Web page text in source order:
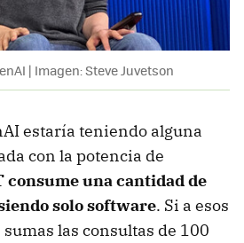
| Imagen: Steve Juvetson
estaría teniendo alguna
con la potencia de
consume una cantidad de
solo software. Si a esos
las consultas de 100